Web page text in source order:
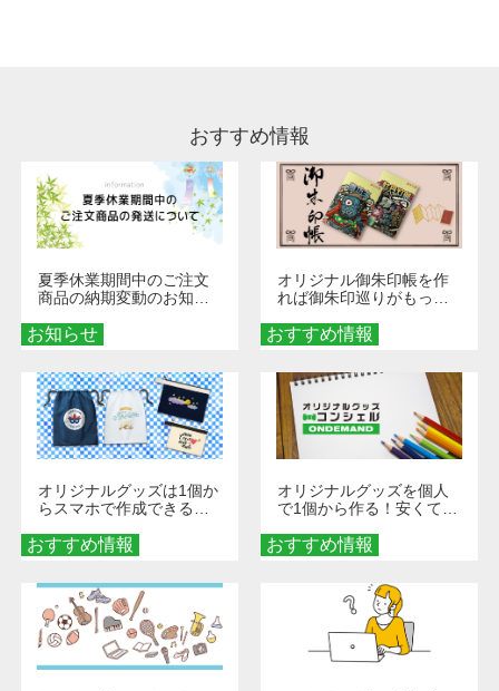
おすすめ情報
お知らせ
夏季休業期間中のご注文
商品の納期変動のお知ら
おすすめ情報
オリジナル御朱印帳を作
れば御朱印巡りがもっと
ダーメイドする魅力と選
び方
おすすめ情報
オリジナルグッズは1個か
らスマホで作成できる！
くなる巾着＆ポーチ活用
術
おすすめ情報
オリジナルグッズを個人
で1個から作る！安くて簡
秘訣